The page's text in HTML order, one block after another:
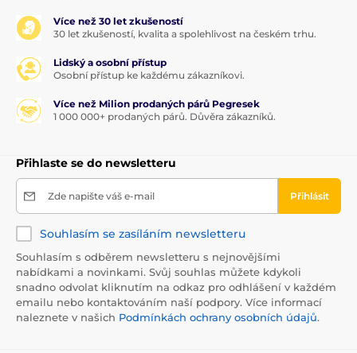
Více než 30 let zkušeností
30 let zkušeností, kvalita a spolehlivost na českém trhu.
Lidský a osobní přístup
Osobní přístup ke každému zákazníkovi.
Více než Milion prodaných párů Pegresek
1 000 000+ prodaných párů. Důvěra zákazníků.
Přihlaste se do newsletteru
Zde napište váš e-mail Přihlásit
Souhlasím se zasíláním newsletteru
Souhlasím s odběrem newsletteru s nejnovějšími
nabídkami a novinkami. Svůj souhlas můžete kdykoli
snadno odvolat kliknutím na odkaz pro odhlášení v každém
emailu nebo kontaktováním naší podpory. Více informací
naleznete v našich Podmínkách ochrany osobních údajů.